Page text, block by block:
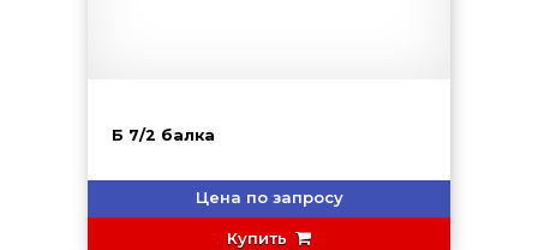
Б 7/2 балка
Цена по запросу
Купить